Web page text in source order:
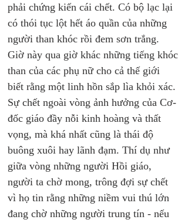
phải chứng kiến cái chết. Có bộ lạc lại
có thói tục lột hết áo quần của những
người than khóc rồi đem sơn trắng.
Giờ này qua giờ khác những tiếng khóc
than của các phụ nữ cho cả thế giới
biết rằng một linh hồn sắp lìa khỏi xác.
Sự chết ngoài vòng ảnh hưởng của Cơ-
đốc giáo đầy nỗi kinh hoàng và thất
vọng, mà khá nhất cũng là thái độ
buông xuôi hay lãnh đạm. Thí dụ như
giữa vòng những người Hồi giáo,
người ta chờ mong, trông đợi sự chết
vì họ tin rằng những niềm vui thú lớn
đang chờ những người trung tín - nếu